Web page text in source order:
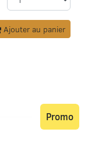
Ajouter au panier
Promo